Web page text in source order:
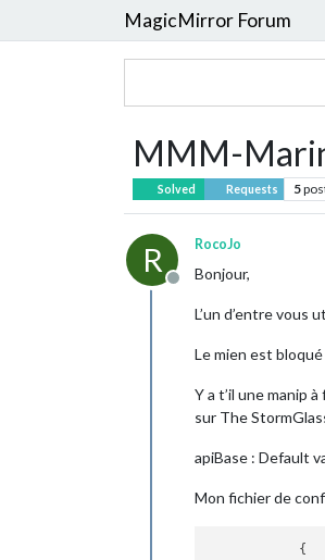
MagicMirror Forum
MMM-
Solved Requests 5
R
Offline
RocoJo
Bonjour,
L’un d’entre vous
Le mien est
Y a t’il une manip
sur The
apiBase : Default
Mon fichier de
            {